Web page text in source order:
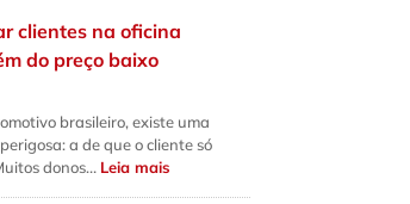
a
diferença
fundamental
fazer
cada
serviço?
clientes na oficina
do preço baixo
brasileiro, existe uma
a de que o cliente só
donos… Leia mais:
Como
fidelizar